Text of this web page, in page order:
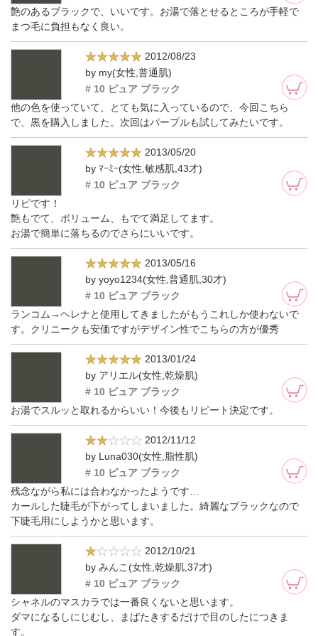
艶のあるブラックで、いいです。お湯で落とせるところが手軽で
まつ毛に負担もなく良い。
2012/08/23
by my(女性,普通肌)
# 10 ピュア ブラック
他の色を使っていて、とても気に入っているので、今回こちら
で、黒を購入しました。次回はパープルも試してみたいです。
2013/05/20
by ﾏｰﾐｰ(女性,敏感肌,43才)
# 10 ピュア ブラック
リピです！
艶もでて、ボリューム、もでて満足してます。
お湯で簡単に落ちるのでさらにいいです。
2013/05/16
by yoyo1234(女性,普通肌,30才)
# 10 ピュア ブラック
ランコム→ヘレナと使用してきましたがもうこれしか使わないで
す。クリニークも安価ですがデザイン性でこちらの方が優秀
2013/01/24
by アリエル(女性,乾燥肌)
# 10 ピュア ブラック
お湯でスルッと取れるからいい！今後もリピート決定です。
2012/11/12
by Luna030(女性,脂性肌)
# 10 ピュア ブラック
残念ながら私には合わなかったようです…
カールした睫毛が下がってしまいました。綺麗なブラックなので
下睫毛用にしようかと思います。
2012/10/21
by みんこ(女性,乾燥肌,37才)
# 10 ピュア ブラック
シャネルのマスカラでは一番良くないと思います。
ダマになるしにじむし、まばたきするだけで目のしたにつきま
す。